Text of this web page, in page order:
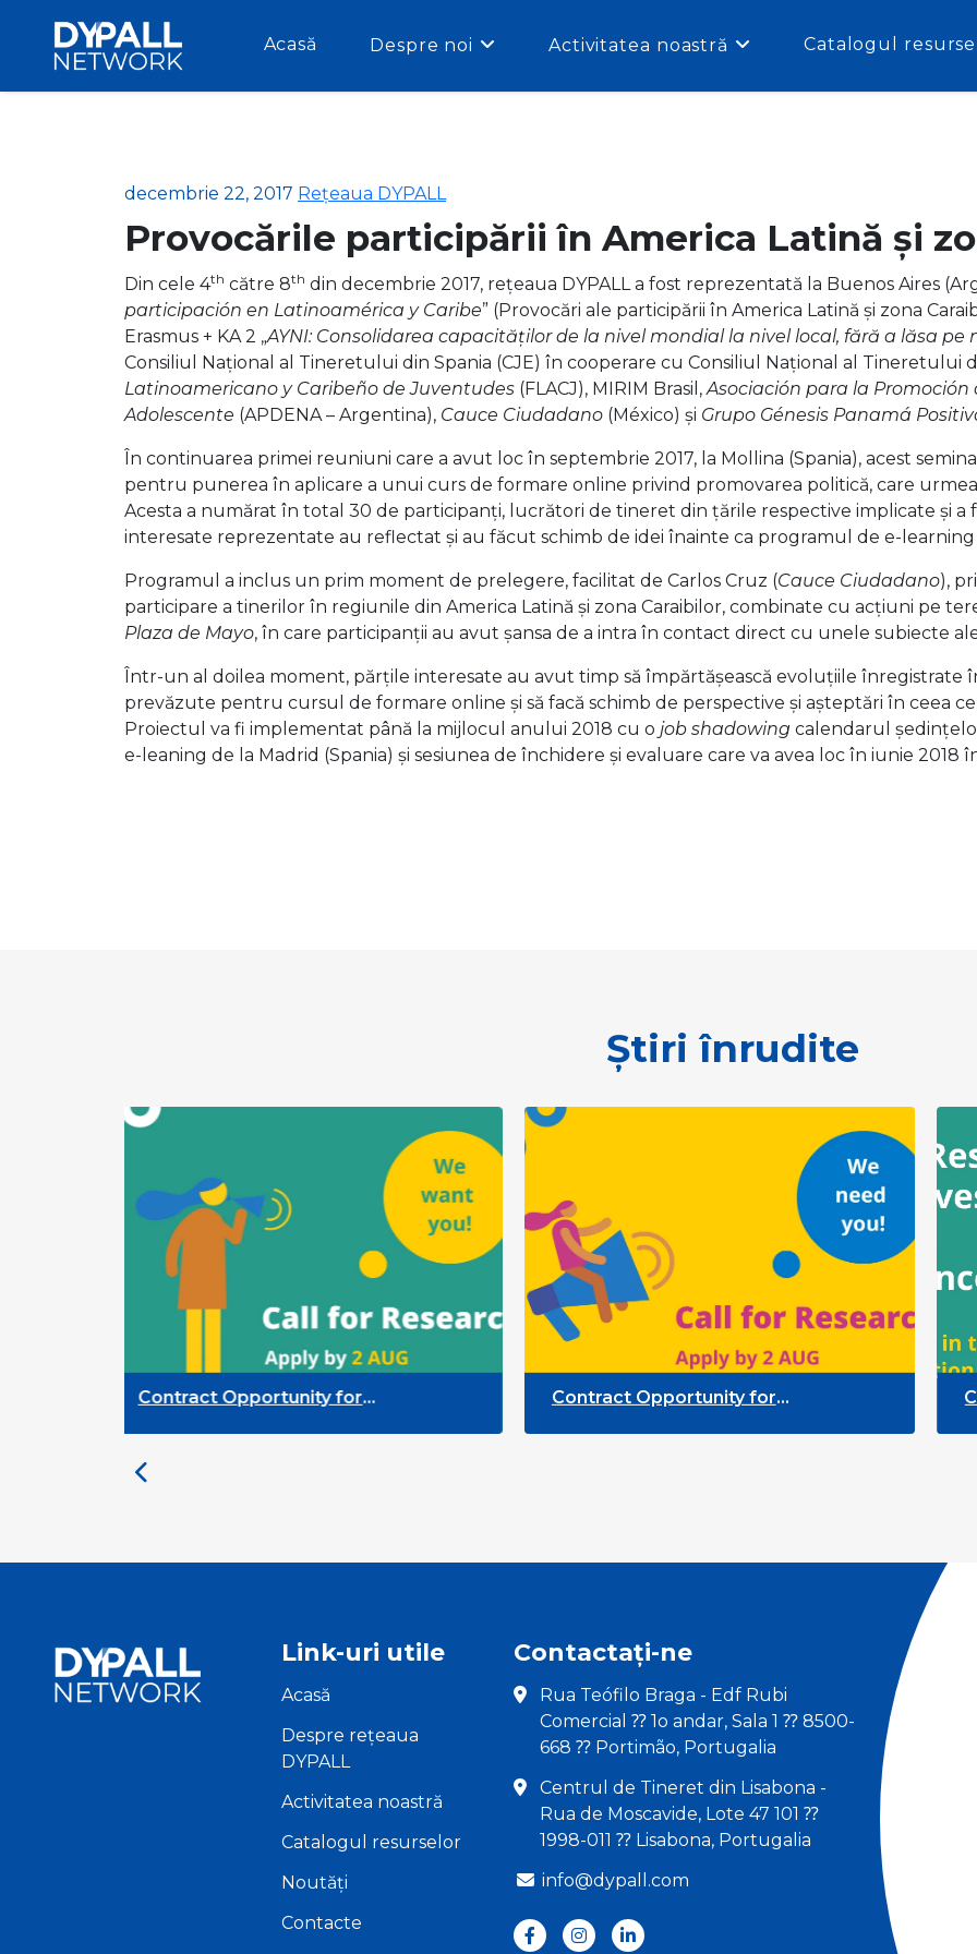
Acasă Despre noi Activitatea noastră Catalogul
decembrie 22, 2017 Rețeaua DYPALL
Provocările participării în America Latină și
Din cele 4th către 8th din decembrie 2017, rețeaua DYPALL a fost reprezentată la Buenos Aires
participación en Latinoamérica y Caribe” (Provocări ale participării în America Latină și zona
Erasmus + KA 2 „AYNI: Consolidarea capacităților de la nivel mondial la nivel local, fără a lăsa pe
Consiliul Național al Tineretului din Spania (CJE) în cooperare cu Consiliul Național al Tineretului
Latinoamericano y Caribeño de Juventudes (FLACJ), MIRIM Brasil,Asociación para la Promoción
Adolescente (APDENA – Argentina), Cauce Ciudadano (México) și Grupo Génesis Panamá
În continuarea primei reuniuni care a avut loc în septembrie 2017, la Mollina (Spania), acest
pentru punerea în aplicare a unui curs de formare online privind promovarea politică, care
Acesta a numărat în total 30 de participanți, lucrători de tineret din țările respective implicate și
interesate reprezentate au reflectat și au făcut schimb de idei înainte ca programul de e-learning
Programul a inclus un prim moment de prelegere, facilitat de Carlos Cruz (Cauce Ciudadano),
participare a tinerilor în regiunile din America Latină și zona Caraibilor, combinate cu acțiuni pe
Plaza de Mayo, în care participanții au avut șansa de a intra în contact direct cu unele subiecte
Într-un al doilea moment, părțile interesate au avut timp să împărtășească evoluțiile înregistrate
prevăzute pentru cursul de formare online și să facă schimb de perspective și așteptări în ceea
Proiectul va fi implementat până la mijlocul anului 2018 cu o job shadowing calendarul
e-leaning de la Madrid (Spania) și sesiunea de închidere și evaluare care va avea loc în iunie 2018
Știri înrudite
Contract Opportunity for
Monitoring of the Participation
Priority
Contract Opportunity for
Framework
Call
Link-uri utile
Acasă
Despre rețeaua
DYPALL
Activitatea noastră
Catalogul resurselor
Noutăți
Contacte
Contactați-ne
Rua Teófilo Braga - Edf Rubi
Comercial ⁇ 1o andar, Sala 1 ⁇ 8500-
668 ⁇ Portimão, Portugalia
Centrul de Tineret din Lisabona -
Rua de Moscavide, Lote 47 101 ⁇
1998-011 ⁇ Lisabona, Portugalia
info@dypall.com